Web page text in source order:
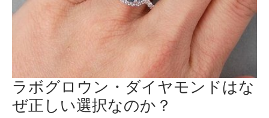
ラボグロウン・ダイヤモンドはな
ぜ正しい選択なのか？